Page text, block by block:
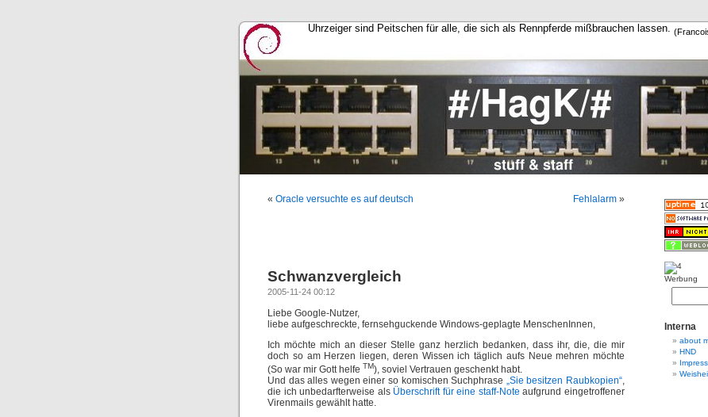
Uhrzeiger sind Peitschen für alle, die sich als Rennpferde mißbrauchen lassen.
« Oracle versuchte es auf deutsch Fehlalarm »
Schwanzvergleich
2005-11-24 00:12
Liebe Google-Nutzer,
liebe aufgeschreckte, fernsehguckende Windows-geplagte MenschenInnen,
Ich möchte mich an dieser Stelle ganz herzlich bedanken, dass ihr, die, die mir
doch so am Herzen liegen, deren Wissen ich täglich aufs Neue mehren möchte
(So war mir Gott helfe TM), soviel Vertrauen geschenkt habt.
Und das alles wegen einer so komischen Suchphrase „Sie besitzen Raubkopien“,
die ich unbedarfterweise als Überschrift für eine staff-Note aufgrund eingetroffener
Virenmails gewählt hatte.
Werbung
Interna
about
HND